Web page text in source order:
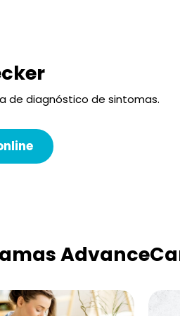
de diagnóstico de sintomas.